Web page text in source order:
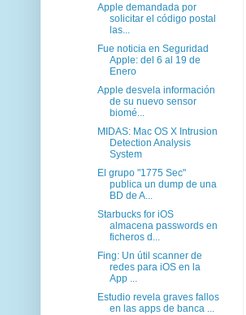
Apple demandada por
solicitar el código postal
las...
Fue noticia en Seguridad
Apple: del 6 al 19 de
Enero
Apple desvela información
de su nuevo sensor
biomé...
MIDAS: Mac OS X Intrusion
Detection Analysis
System
El grupo "1775 Sec"
publica un dump de una
BD de A...
Starbucks for iOS
almacena passwords en
ficheros d...
Fing: Un útil scanner de
redes para iOS en la
App ...
Estudio revela graves fallos
en las apps de banca ...